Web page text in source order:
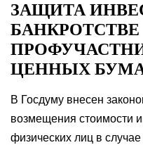
ЗАЩИТА
БАНКРОТСТВЕ
ЦЕННЫХ
В Госдуму внесен
возмещения стоимости
физических лиц в случае